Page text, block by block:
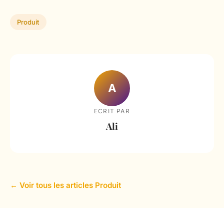
Produit
A
ECRIT PAR
Ali
← Voir tous les articles Produit